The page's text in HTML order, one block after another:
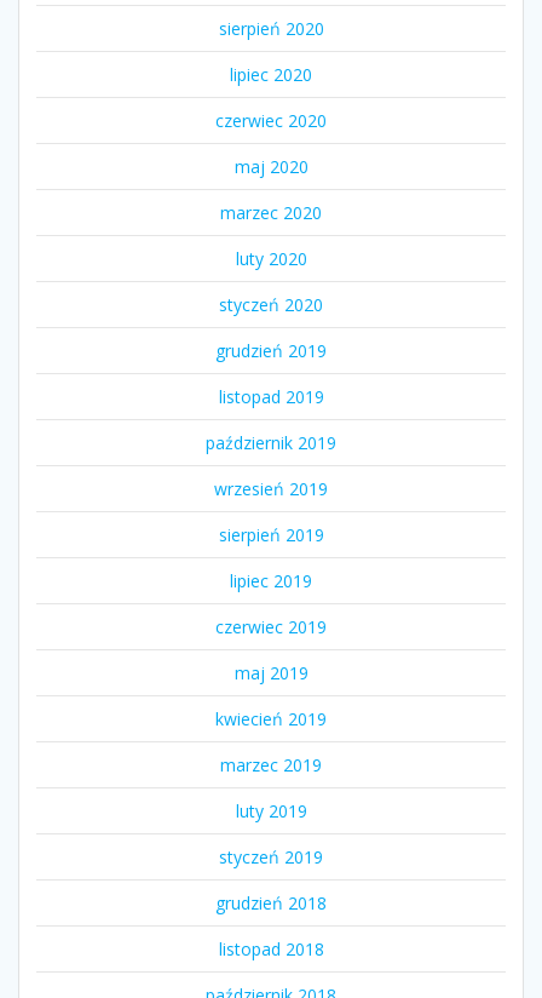
sierpień 2020
lipiec 2020
czerwiec 2020
maj 2020
marzec 2020
luty 2020
styczeń 2020
grudzień 2019
listopad 2019
październik 2019
wrzesień 2019
sierpień 2019
lipiec 2019
czerwiec 2019
maj 2019
kwiecień 2019
marzec 2019
luty 2019
styczeń 2019
grudzień 2018
listopad 2018